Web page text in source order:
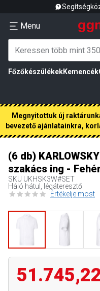
Menu
FőzőkészülékekKemencék
Megnyitottuk új
bevezető ajánlatainkra,
(6 db)
szakács ing -
SKU UKHSK3W#SET
Háló hátul, légáteresztő
Értékelje most